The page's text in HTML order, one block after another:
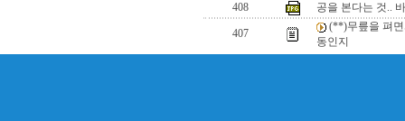
408
공을 본다는 것..
407
(**)무릎을 펴
동인지